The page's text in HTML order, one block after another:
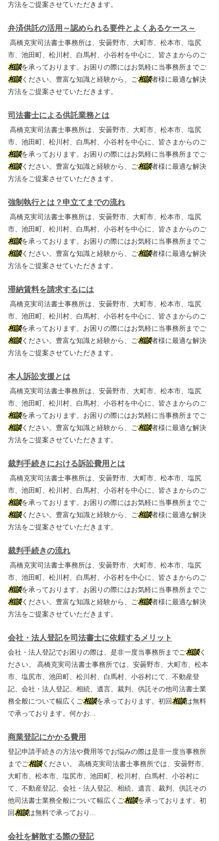
方法をご提案させていただきます。
弁済供託の活用～認められる要件とよくあるケース～
高橋克実司法書士事務所は、安曇野市、大町市、松本市、塩尻
市、池田町、松川村、白馬村、小谷村を中心に、皆さまからのご
相談を承っております。お困りの際にはお気軽に当事務所までご
相談ください。豊富な知識と経験から、ご相談者様に最適な解決
方法をご提案させていただきます。
司法書士による供託業務とは
高橋克実司法書士事務所は、安曇野市、大町市、松本市、塩尻
市、池田町、松川村、白馬村、小谷村を中心に、皆さまからのご
相談を承っております。お困りの際にはお気軽に当事務所までご
相談ください。豊富な知識と経験から、ご相談者様に最適な解決
方法をご提案させていただきます。
強制執行とは？申立てまでの流れ
高橋克実司法書士事務所は、安曇野市、大町市、松本市、塩尻
市、池田町、松川村、白馬村、小谷村を中心に、皆さまからのご
相談を承っております。お困りの際にはお気軽に当事務所までご
相談ください。豊富な知識と経験から、ご相談者様に最適な解決
方法をご提案させていただきます。
滞納賃料を請求するには
高橋克実司法書士事務所は、安曇野市、大町市、松本市、塩尻
市、池田町、松川村、白馬村、小谷村を中心に、皆さまからのご
相談を承っております。お困りの際にはお気軽に当事務所までご
相談ください。豊富な知識と経験から、ご相談者様に最適な解決
方法をご提案させていただきます。
本人訴訟支援とは
高橋克実司法書士事務所は、安曇野市、大町市、松本市、塩尻
市、池田町、松川村、白馬村、小谷村を中心に、皆さまからのご
相談を承っております。お困りの際にはお気軽に当事務所までご
相談ください。豊富な知識と経験から、ご相談者様に最適な解決
方法をご提案させていただきます。
裁判手続きにおける訴訟費用とは
高橋克実司法書士事務所は、安曇野市、大町市、松本市、塩尻
市、池田町、松川村、白馬村、小谷村を中心に、皆さまからのご
相談を承っております。お困りの際にはお気軽に当事務所までご
相談ください。豊富な知識と経験から、ご相談者様に最適な解決
方法をご提案させていただきます。
裁判手続きの流れ
高橋克実司法書士事務所は、安曇野市、大町市、松本市、塩尻
市、池田町、松川村、白馬村、小谷村を中心に、皆さまからのご
相談を承っております。お困りの際にはお気軽に当事務所までご
相談ください。豊富な知識と経験から、ご相談者様に最適な解決
方法をご提案させていただきます。
会社・法人登記を司法書士に依頼するメリット
会社・法人登記でお困りの際は、是非一度当事務所までご相談く
ださい。 高橋克実司法書士事務所では、安曇野市、大町市、松本
市、塩尻市、池田町、松川村、白馬村、小谷村にて、不動産登
記、会社・法人登記、相続、遺言、裁判、供託その他司法書士業
務全般について幅広くご相談を承っております。初回相談は無料
で承っております。何かお...
商業登記にかかる費用
登記申請手続きの方法や費用等でお悩みの際は是非一度当事務所
までご相談ください。 高橋克実司法書士事務所では、安曇野市、
大町市、松本市、塩尻市、池田町、松川村、白馬村、小谷村に
て、不動産登記、会社・法人登記、相続、遺言、裁判、供託その
他司法書士業務全般について幅広くご相談を承っております。初
回相談は無料で承っており...
会社を解散する際の登記